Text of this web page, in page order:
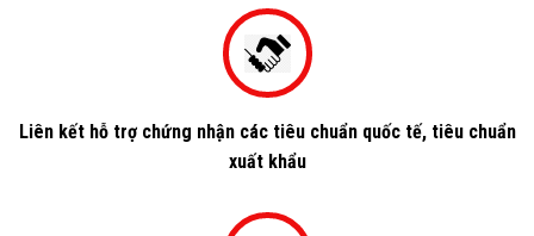
Liên kết hỗ trợ chứng nhận các tiêu chuẩn quốc tế, tiêu chuẩn
xuất khẩu